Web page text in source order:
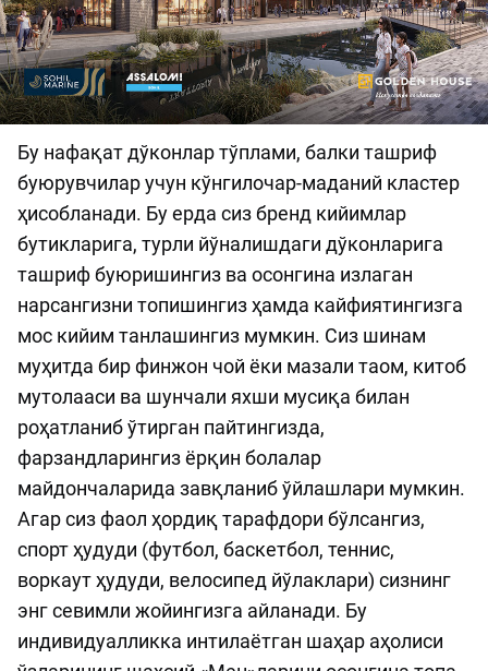
Бу нафақат дўконлар тўплами, балки ташриф
буюрувчилар учун кўнгилочар-маданий кластер
ҳисобланади. Бу ерда сиз бренд кийимлар
бутикларига, турли йўналишдаги дўконларига
ташриф буюришингиз ва осонгина излаган
нарсангизни топишингиз ҳамда кайфиятингизга
мос кийим танлашингиз мумкин. Сиз шинам
муҳитда бир финжон чой ёки мазали таом, китоб
мутолааси ва шунчали яхши мусиқа билан
роҳатланиб ўтирган пайтингизда,
фарзандларингиз ёрқин болалар
майдончаларида завқланиб ўйлашлари мумкин.
Агар сиз фаол ҳордиқ тарафдори бўлсангиз,
спорт ҳудуди (футбол, баскетбол, теннис,
воркаут ҳудуди, велосипед йўлаклари) сизнинг
энг севимли жойингизга айланади. Бу
индивидуалликка интилаётган шаҳар аҳолиси